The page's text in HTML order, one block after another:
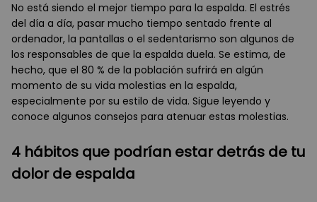
No está siendo el mejor tiempo para la espalda. El estrés
del día a día, pasar mucho tiempo sentado frente al
ordenador, la pantallas o el sedentarismo son algunos de
los responsables de que la espalda duela. Se estima, de
hecho, que el 80 % de la población sufrirá en algún
momento de su vida molestias en la espalda,
especialmente por su estilo de vida. Sigue leyendo y
conoce algunos consejos para atenuar estas molestias.
4 hábitos que podrían estar detrás de tu
dolor de espalda